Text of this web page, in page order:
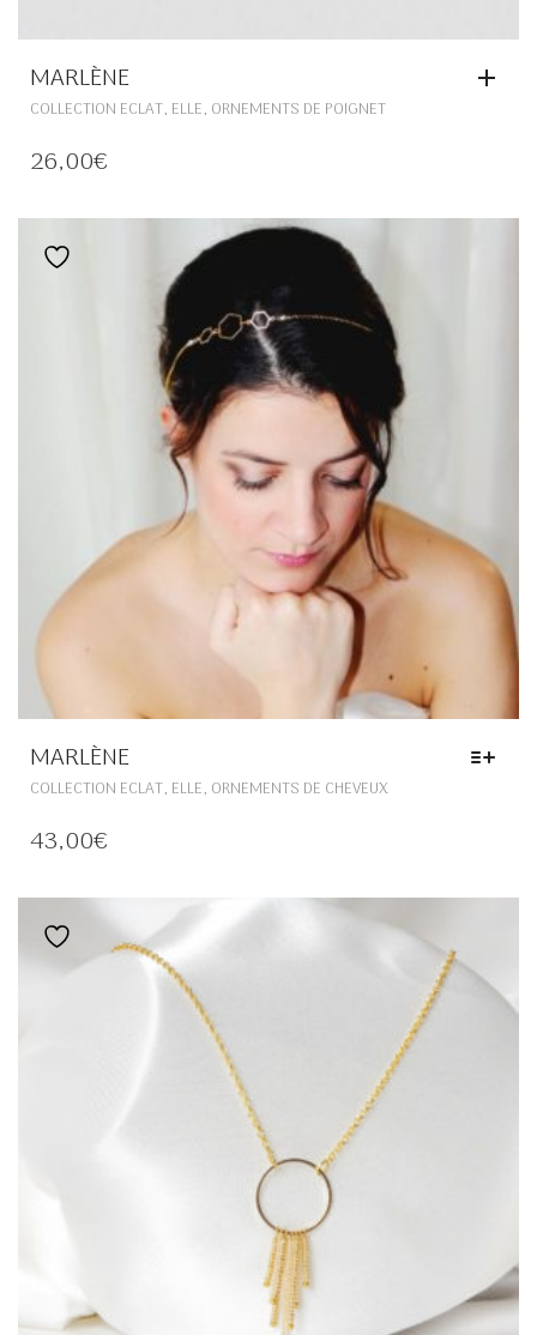
MARLÈNE
COLLECTION ECLAT, ELLE, ORNEMENTS DE POIGNET
26,00€
Ajouter à la liste de souhaits
MARLÈNE
COLLECTION ECLAT, ELLE, ORNEMENTS DE CHEVEUX
LES
OPTIONS
PEUVENT
CHOISIES
SUR
LA
PAGE
DU
43,00€
Ajouter à la liste de souhaits